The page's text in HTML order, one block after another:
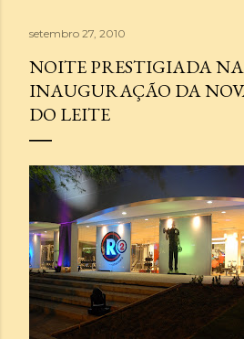
setembro 27, 2010
NOITE PRESTIGIADA NA
INAUGURAÇÃO DA
DO LEITE